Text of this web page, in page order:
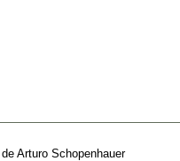
de Arturo Schopenhauer